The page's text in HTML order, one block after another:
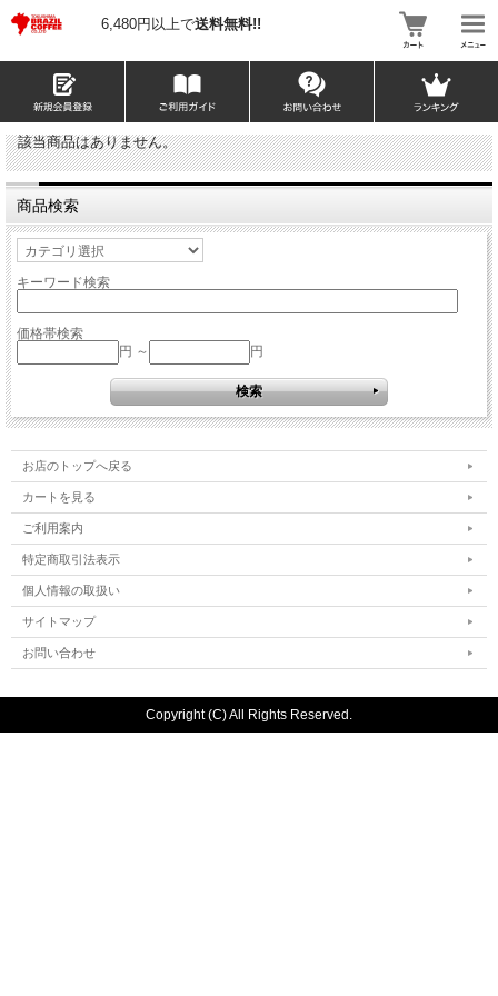
6,480円以上で送料無料!!
該当商品はありません。
商品検索
キーワード検索
価格帯検索
円 ～
円
お店のトップへ戻る
カートを見る
ご利用案内
特定商取引法表示
個人情報の取扱い
サイトマップ
お問い合わせ
Copyright (C) All Rights Reserved.